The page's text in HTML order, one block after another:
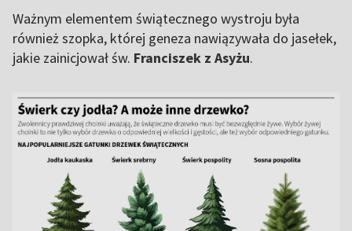
Ważnym elementem świątecznego wystroju była
również szopka, której geneza nawiązywała do jasełek,
jakie zainicjował św. Franciszek z Asyżu.